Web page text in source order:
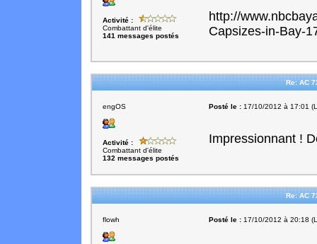
Activité :
Combattant d'élite
141 messages postés
http://
Capsizes-in-Bay-
Re: AC
engOS
Activité :
Combattant d'élite
132 messages postés
Posté le : 17/10/2012 à 17:01
Impressionnant !
Re: AC
flowh Posté le : 17/10/2012 à 20:18